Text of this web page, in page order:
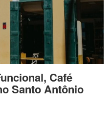
Café
Santo Antônio